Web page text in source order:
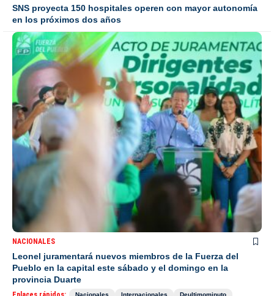
SNS proyecta 150 hospitales operen con mayor autonomía
en los próximos dos años
NACIONALES
Leonel juramentará nuevos miembros de la Fuerza del
Pueblo en la capital este sábado y el domingo en la
provincia Duarte
Nacionales Internacionales
Deultimominuto